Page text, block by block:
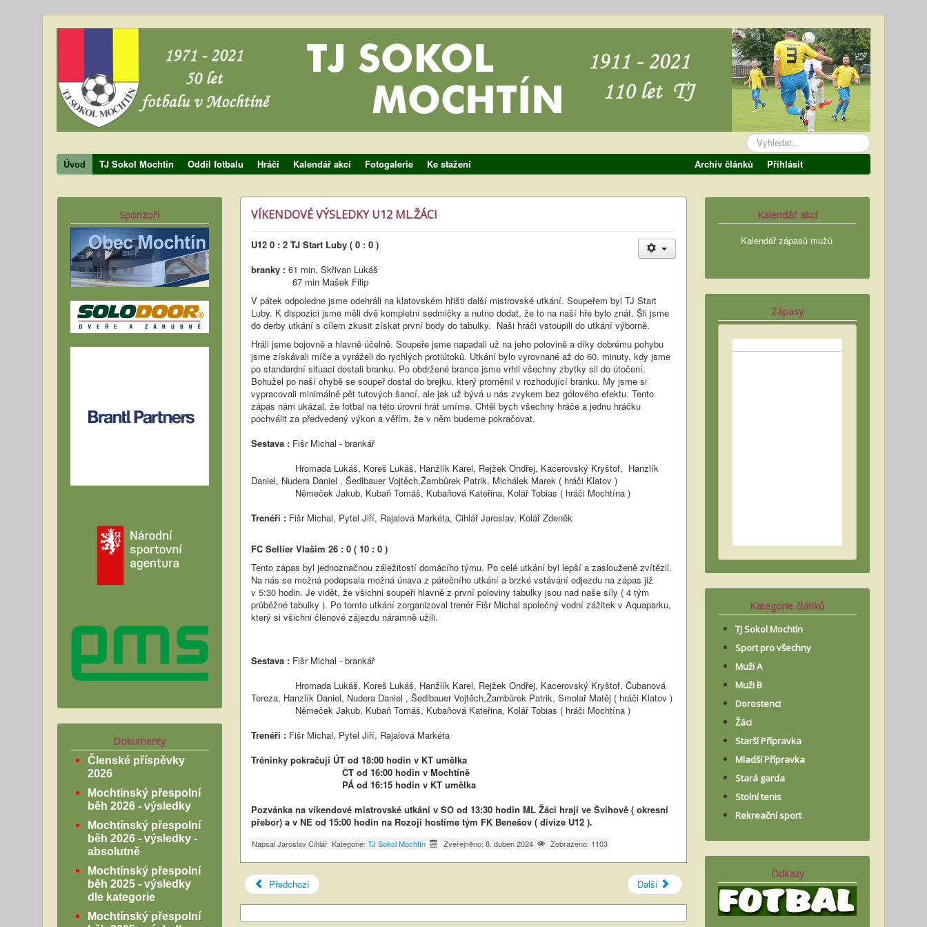
Vyhledávání...
Úvod
TJ Sokol Mochtín Oddíl fotbalu Hráči Kalendář akcí Fotogalerie Ke stažení Archív článků Přihlásit
Sponzoři
Dokumenty
Členské příspěvky
2026
Mochtínský přespolní
běh 2026 - výsledky
Mochtínský přespolní
běh 2026 - výsledky -
absolutně
Mochtínský přespolní
běh 2025 - výsledky
dle kategorie
Mochtínský přespolní
VÍKENDOVÉ VÝSLEDKY U12 ML.ŽÁCI
U12 0 : 2 TJ Start Luby ( 0 : 0 )
branky :61 min. Skřivan Lukáš
67 min Mašek Filip
V pátek odpoledne jsme odehráli na klatovském hřišti další mistrovské utkání. Soupeřem byl TJ Start
Luby. K dispozici jsme měli dvě kompletní sedmičky a nutno dodat, že to na naší hře bylo znát. Šli jsme
do derby utkání s cílem zkusit získat první body do tabulky. Naši hráči vstoupili do utkání výborně.
Hráli jsme bojovně a hlavně účelně. Soupeře jsme napadali už na jeho polovině a díky dobrému pohybu
jsme získávali míče a vyráželi do rychlých protiútoků. Utkání bylo vyrovnané až do 60. minuty, kdy jsme
po standardní situaci dostali branku. Po obdržené brance jsme vrhli všechny zbytky sil do útočení.
Bohužel po naší chybě se soupeř dostal do brejku, který proměnil v rozhodující branku. My jsme si
vypracovali minimálně pět tutových šancí, ale jak už bývá u nás zvykem bez gólového efektu. Tento
zápas nám ukázal, že fotbal na této úrovni hrát umíme. Chtěl bych všechny hráče a jednu hráčku
pochválit za předvedený výkon a věřím, že v něm budeme pokračovat.
Sestava :Fišr Michal - brankář
Hromada Lukáš, Koreš Lukáš, Hanžlík Karel, Rejžek Ondřej, Kacerovský Kryštof, Hanzlík
Daniel, Nudera Daniel , Šedlbauer Vojtěch,Žambůrek Patrik, Michálek Marek ( hráči Klatov )
Němeček Jakub, Kubaň Tomáš, Kubaňová Kateřina, Kolář Tobias ( hráči Mochtína )
Trenéři :Fišr Michal, Pytel Jiří, Rajalová Markéta, Cihlář Jaroslav, Kolář Zdeněk
FC Sellier Vlašim 26 : 0 ( 10 : 0 )
Tento zápas byl jednoznačnou záležitostí domácího týmu. Po celé utkání byl lepší a zaslouženě zvítězil.
Na nás se možná podepsala možná únava z pátečního utkání a brzké vstávání odjezdu na zápas již
v 5:30 hodin. Je vidět, že všichni soupeři hlavně z první poloviny tabulky jsou nad naše síly ( 4 tým
průběžné tabulky ). Po tomto utkání zorganizoval trenér Fišr Michal společný vodní zážitek v Aquaparku,
který si všichni členové zájezdu náramně užili.
Sestava :Fišr Michal - brankář
Hromada Lukáš, Koreš Lukáš, Hanžlík Karel, Rejžek Ondřej, Kacerovský Kryštof, Čubanová
Tereza, Hanzlík Daniel, Nudera Daniel , Šedlbauer Vojtěch,Žambůrek Patrik, Smolař Matěj ( hráči Klatov )
Němeček Jakub, Kubaň Tomáš, Kubaňová Kateřina, Kolář Tobias ( hráči Mochtína )
Trenéři :Fišr Michal, Pytel Jiří, Rajalová Markéta
Tréninky pokračují ÚT od 18:00 hodin v KT umělka
ČT od 16:00 hodin v Mochtíně
PÁ od 16:15 hodin v KT umělka
Pozvánka na víkendové mistrovské utkání v SO od 13:30 hodin ML Žáci hrají ve Švihově ( okresní
přebor) a v NE od 15:00 hodin na Rozoji hostíme tým FK Benešov ( divize U12 ).
NapsalJaroslav Cihlář Kategorie: TJ Sokol Mochtín Zveřejněno: 8. duben 2024 Zobrazeno: 1103
Předchozí Další
Kalendář akcí
Kalendář zápasů mužů
Zápasy
Kategorie článků
TJ Sokol Mochtín
Sport pro všechny
Muži A
Muži B
Dorostenci
Žáci
Starší Přípravka
Mladší Přípravka
Stará garda
Stolní tenis
Rekreační sport
Odkazy